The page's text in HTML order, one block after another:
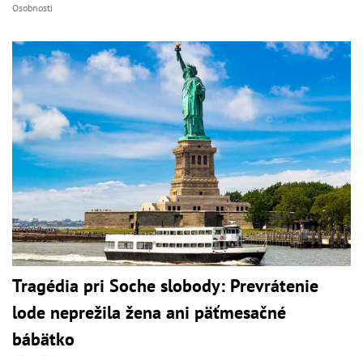
Osobnosti
Tragédia pri Soche slobody: Prevrátenie
lode neprežila žena ani päťmesačné
bábätko